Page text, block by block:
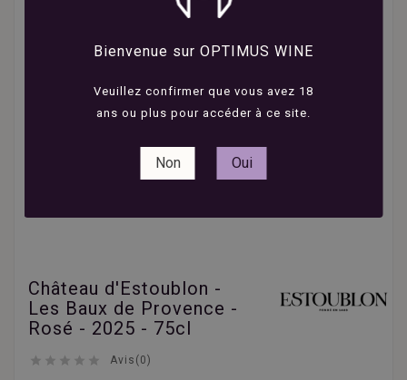
Bienvenue sur OPTIMUS WINE
Veuillez confirmer que vous avez 18
ans ou plus pour accéder à ce site.
Non Oui
Château d'Estoublon -
Les Baux de Provence -
Rosé - 2025 - 75cl
     Avis(0)